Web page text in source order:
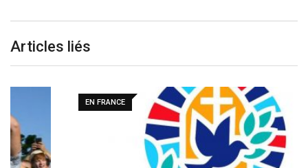
Articles liés